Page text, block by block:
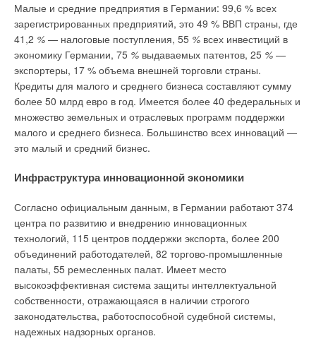
Малые и средние предприятия в Германии: 99,6 % всех
зарегистрированных предприятий, это 49 % ВВП страны, где
41,2 % — налоговые поступления, 55 % всех инвестиций в
экономику Германии, 75 % выдаваемых патентов, 25 % —
экспортеры, 17 % объема внешней торговли страны.
Кредиты для малого и среднего бизнеса составляют сумму
более 50 млрд евро в год. Имеется более 40 федеральных и
множество земельных и отраслевых программ поддержки
малого и среднего бизнеса. Большинство всех инноваций —
это малый и средний бизнес.
Инфраструктура инновационной экономики
Согласно официальным данным, в Германии работают 374
центра по развитию и внедрению инновационных
технологий, 115 центров поддержки экспорта, более 200
объединений работодателей, 82 торгово-промышленные
палаты, 55 ремесленных палат. Имеет место
высокоэффективная система защиты интеллектуальной
собственности, отражающаяся в наличии строгого
законодательства, работоспособной судебной системы,
надежных надзорных органов.